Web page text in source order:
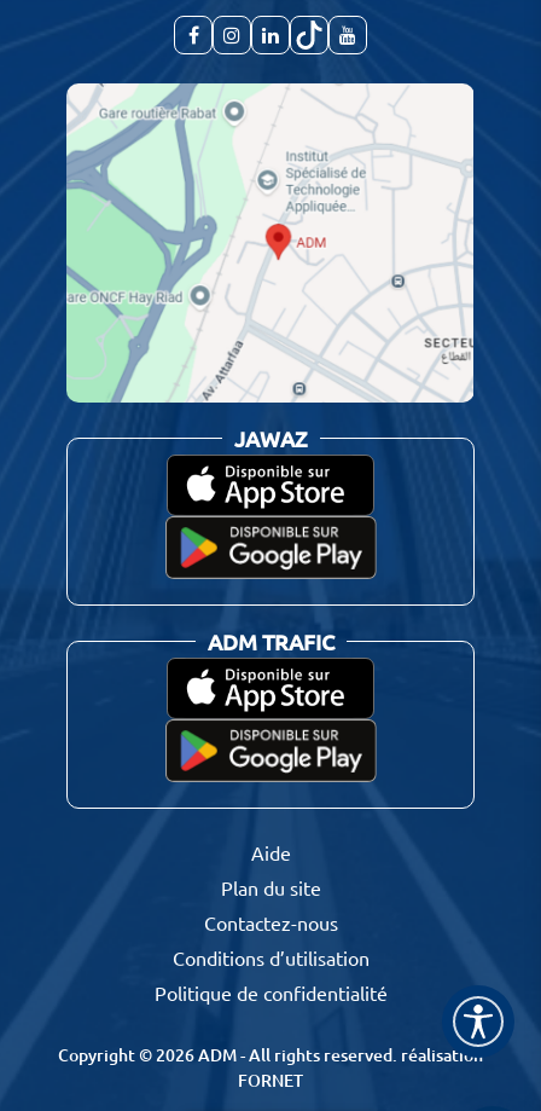
JAWAZ
ADM TRAFIC
Aide
Plan du site
Contactez-nous
Conditions d’utilisation
Politique de confidentialité
Copyright © 2026 ADM - All rights reserved. réalisation
FORNET